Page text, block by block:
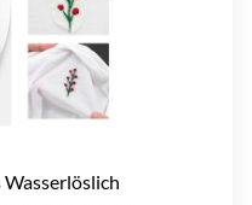
Wasserlöslich